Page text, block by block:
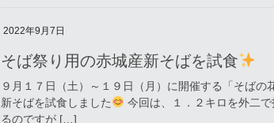
2022年9月7日
そば祭り用の赤城産新そばを試食
９月１７日（土）～１９日（月）に開催する「そば
新そばを試食しました
今回は、１．２キロを外二で
るのですが […]